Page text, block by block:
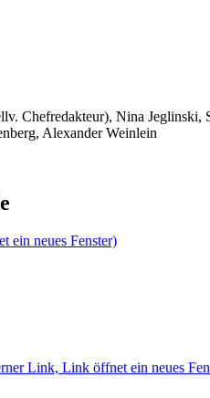
Chefredakteur), Nina Jeglinski,
Alexander Weinlein
ein neues Fenster)
Link, Link öffnet ein neues